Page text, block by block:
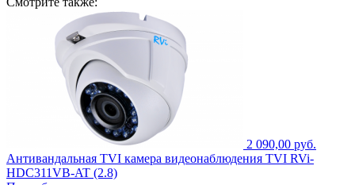
2 090,00 руб.
Антивандальная TVI камера видеонаблюдения TVI RVi-
HDC311VB-AT (2.8)